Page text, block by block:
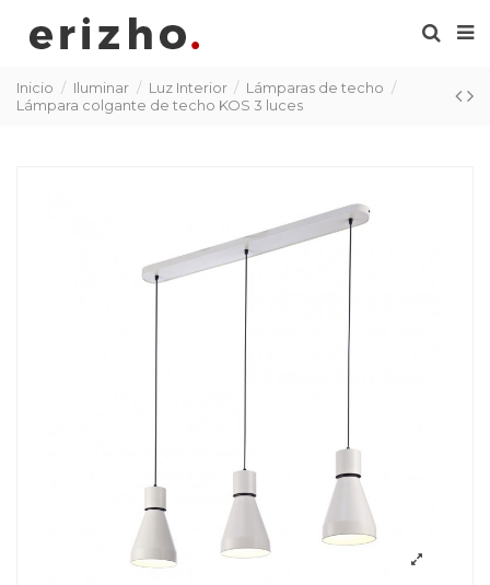
Inicio Iluminar Luz Interior
Lámparas de techo
Lámpara colgante de techo KOS 3 luces